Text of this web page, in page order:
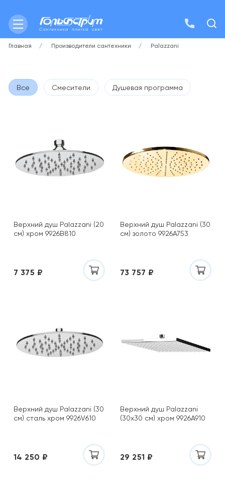
Главная Производители сантехники Palazzani
Все Смесители Душевая программа
Верхний душ Palazzani (20
см) хром 9926B810
7 375 ₽
Верхний душ Palazzani (30
см) золото 9926A753
73 757 ₽
Верхний душ Palazzani (30
см) сталь хром 9926V610
14 250 ₽
Верхний душ Palazzani
(30х30 см) хром 9926A910
29 251 ₽